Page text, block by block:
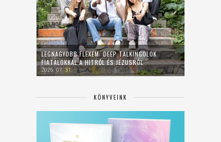
LEGNAGYOBB FLEXEM: DEEP TALKINGOLOK
FIATALOKKAL A HITRŐL ÉS JÉZUSRÓL
2026. 07. 31.
KÖNYVEINK